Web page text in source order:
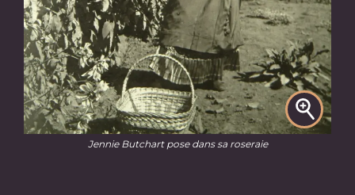
Jennie Butchart pose dans sa roseraie